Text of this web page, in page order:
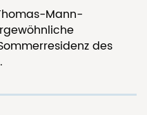
Mann-
des